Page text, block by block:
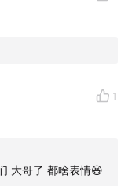
1
大哥了 都啥表情😆